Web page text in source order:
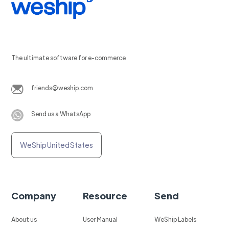
The ultimate software for e-commerce
friends@weship.com
Send us a WhatsApp
WeShip United States
Company
About us
Resource
User Manual
Send
WeShip Labels